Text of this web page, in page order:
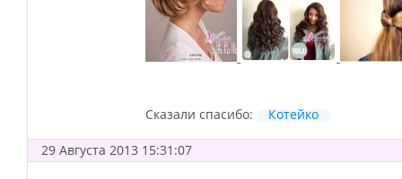
Сказали спасибо: Котейко
29 Августа 2013 15:31:07